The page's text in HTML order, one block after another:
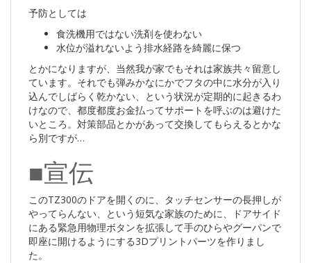
予防としては
食洗機用ではない洗剤を使わない
水位が溢れないよう排水経路を綺麗に保つ
とかになりますが、当然我が家でもそれは家族共々留意し
ています。それでも弾みかなにかでフタの中に水分が入り
込んでしばらく乾かない、という状況が定期的に起きるわ
けなので、都度都度お金払ってサポートを呼ぶのは避けた
いところ。対策部品とかがあって交換してもらえるとかな
ら別ですが…
■宣伝
このTZ300のドアを開くのに、タッチセンサーの長押しが
やってらんない、という短気な家族のために、ドアサイド
にある緊急用物理ボタンを拡張して手のひらやグーパンで
即座に開けるようにする3Dプリントパーツを作りまし
た。